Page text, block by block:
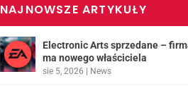
NAJNOWSZE ARTYKUŁY
Electronic Arts sprzedane –
ma nowego właściciela
sie 5, 2026 | News